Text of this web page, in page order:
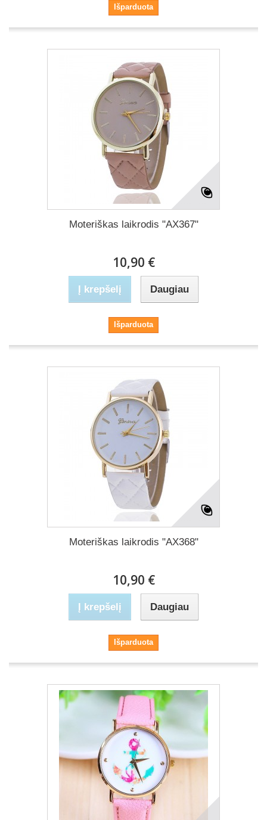
Išparduota
Moteriškas laikrodis "AX367"
10,90 €
Į krepšelį Daugiau
Išparduota
Moteriškas laikrodis "AX368"
10,90 €
Į krepšelį Daugiau
Išparduota